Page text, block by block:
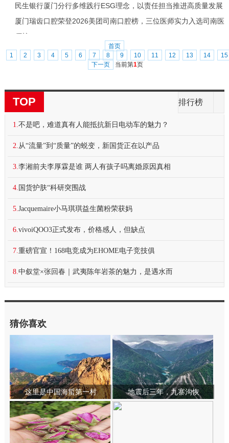
民生银行厦门分行多维践行ESG理念，以责任担当推进高质量发展
厦门瑞齿口腔荣登2026美团司南口腔榜，三位医师实力入选司南医
师榜
首页
1
2 3 4 5 6 7 8 9 10 11 12 13 14
15
下一页
当前第1页
TOP 排行榜
1.不是吧，难道真有人能抵抗新日电动车的魅力？
2.从“流量”到“质量”的蜕变，新国货正在以产品
3.李湘前夫李厚霖是谁 两人有孩子吗离婚原因真相
4. 国货护肤“科研突围战
5.Jacquemaire小马琪琪益生菌粉荣获妈
6.vivoiQOO3正式发布，价格感人，但缺点
7.重磅官宣！168电竞成为EHOME电子竞技俱
8.中叙堂×张回春｜武夷陈年岩茶的魅力，是遇水而
猜你喜欢
这里是中国海蜇第一村 地震后三年，九寨沟恢